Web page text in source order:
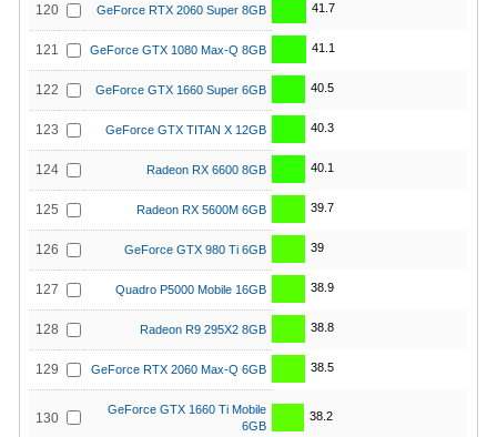
120 GeForce RTX 2060 Super 8GB 41.7
121 GeForce GTX 1080 Max-Q 8GB 41.1
122 GeForce GTX 1660 Super 6GB 40.5
123 GeForce GTX TITAN X 12GB 40.3
124 Radeon RX 6600 8GB 40.1
125 Radeon RX 5600M 6GB 39.7
126 GeForce GTX 980 Ti 6GB 39
127 Quadro P5000 Mobile 16GB 38.9
128 Radeon R9 295X2 8GB 38.8
129 GeForce RTX 2060 Max-Q 6GB 38.5
130
GeForce GTX 1660 Ti Mobile
6GB
38.2